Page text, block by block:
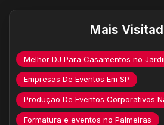
Mais
Melhor DJ Para Casamentos no
Empresas De Eventos Em SP
Produção De Eventos Corporativos
Formatura e eventos no Palmeiras